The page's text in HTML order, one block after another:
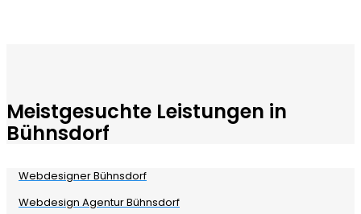
Meistgesuchte Leistungen in
Bühnsdorf
Webdesigner Bühnsdorf
Webdesign Agentur Bühnsdorf